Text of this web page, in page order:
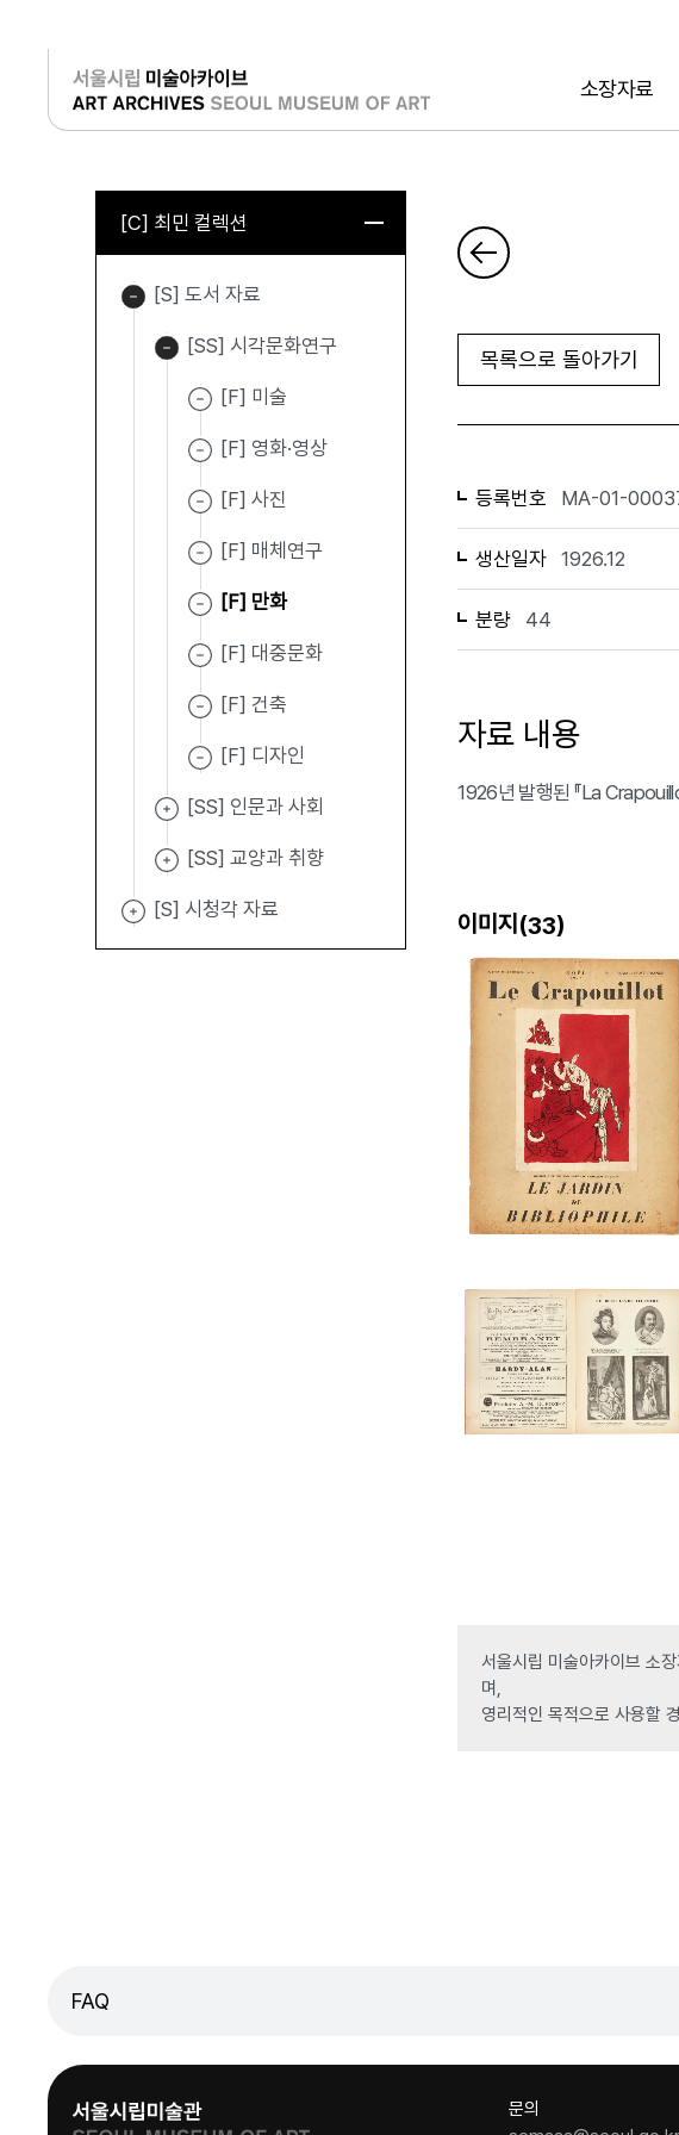
소장자료
로그인
[C] 최민 컬렉션
[S] 도서 자료
[SS] 시각문화연구
[F] 미술
[F] 영화·영상
[F] 사진
[F] 매체연구
[F] 만화
[F] 대중문화
[F] 건축
[F] 디자인
[SS] 인문과 사회
[SS] 교양과 취향
[S] 시청각 자료
목록으로 돌아가기
등록번호 MA-01-
생산일자 1926.12
분량 44
자료 내용
1926년 발행된 『La
이미지(33)
서울시립 미술아카이브 소
며,
영리적인 목적으로 사용할
FAQ
문의